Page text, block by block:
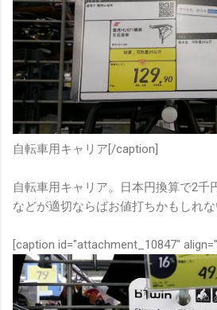
自転車用キャリア[/caption]
自転車用キャリア。日本円換算で2千
などが適切ならばお値打ちかもしれな
[caption id="attachment_10847"